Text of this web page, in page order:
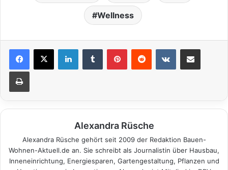
Wellness
Alexandra Rüsche
Alexandra Rüsche gehört seit 2009 der Redaktion Bauen-
Wohnen-Aktuell.de an. Sie schreibt als Journalistin über Hausbau,
Inneneinrichtung, Energiesparen, Gartengestaltung, Pflanzen und